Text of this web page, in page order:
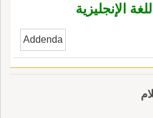
الإنجليزية
Addenda